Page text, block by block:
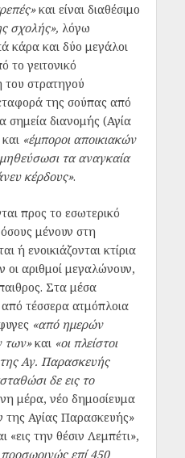
και είναι διαθέσιμο
σχολής», λόγω
κάρα και δύο μεγάλοι
το γειτονικό
του στρατηγού
της σούπας από
σημεία διανομής (Αγία
«έμποροι αποικιακών
τα αναγκαία
κέρδους».
προς το εσωτερικό
μένουν στη
ή ενοικιάζονται κτίρια
οι αριθμοί μεγαλώνουν,
Στα μέσα
από τέσσερα ατμόπλοια
«από ημερών
των»και «οι πλείστοι
Αγ. Παρασκευής
δε εις το
μέρα, νέο δημοσίευμα
της Αγίας Παρασκευής»
«εις την θέσιν Λεμπέτι»,
επί 450